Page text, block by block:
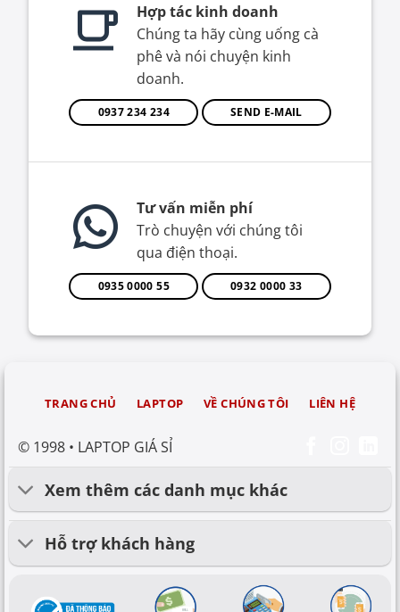
Hợp tác kinh doanh
Chúng ta hãy cùng uống cà
phê và nói chuyện kinh
doanh.
0937 234 234 SEND E-MAIL
Tư vấn miễn phí
Trò chuyện với chúng tôi
qua điện thoại.
0935 0000 55 0932 0000 33
© 1998 • LAPTOP GIÁ SỈ
TRANG CHỦ LAPTOP VỀ CHÚNG TÔI LIÊN HỆ
Xem thêm các danh mục khác
Hỗ trợ khách hàng